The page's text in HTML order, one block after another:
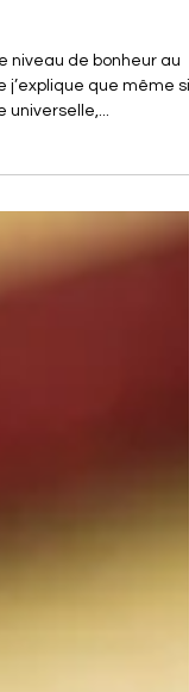
en situation
niveau de bonheur au
que même si